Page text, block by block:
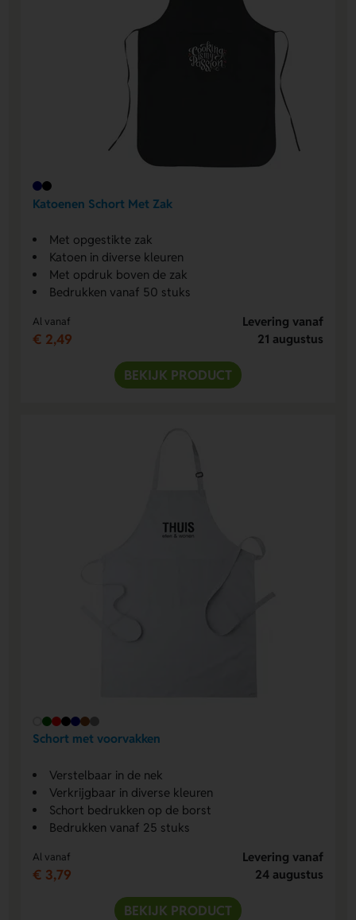
Katoenen Schort Met Zak
Met opgestikte zak
Katoen in diverse kleuren
Met opdruk boven de zak
Bedrukken vanaf 50 stuks
Al vanaf
€ 2,49
Levering vanaf
21 augustus
BEKIJK PRODUCT
Schort met voorvakken
Verstelbaar in de nek
Verkrijgbaar in diverse kleuren
Schort bedrukken op de borst
Bedrukken vanaf 25 stuks
Al vanaf
€ 3,79
Levering vanaf
24 augustus
BEKIJK PRODUCT